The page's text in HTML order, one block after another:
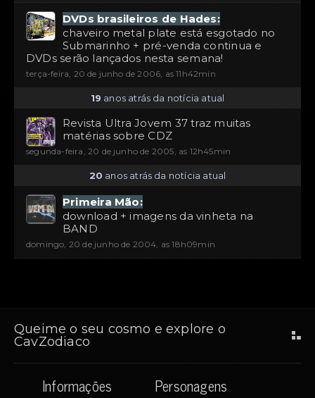
DVDs brasileiros de Hades:
chaveiro metal plate está esgotado no
Submarinho + pré-venda continua e
DVDs serão lançados nesta semana!
terça-feira, 20 de junho de 2006, as 11h42min
19 anos atrás da notícia atual
Revista Ultra Jovem 37 traz muitas
matérias sobre CDZ
segunda-feira, 20 de junho de 2005, as 12h45min
20 anos atrás da notícia atual
Primeira Mão:
download + imagens da vinheta na
BAND
domingo, 20 de junho de 2004, as 18h09min
Queime o seu cosmo e explore o
CavZodiaco
Informações Personagens